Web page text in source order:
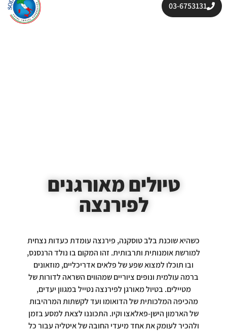
03-6753131
טיולים מאורגנים
לפירנצה
כשהיא שוכנת בלב טוסקנה, פירנצה עומדת כעדות נצחית
למורשת אומנותית ותרבותית. זהו המקום בו נולד הרנסנס,
ובו תוכלו למצוא שפע של פלאים אדריכליים, מוזאונים
ברמה עולמית ונופים ציוריים שמהווים השראה לדורות של
מטיילים. בטיול מאורגן לפירנצה נטייל במגוון יעדים,
מהכיפה המלכותית של הדואומו ועד לקשתות המרהיבות
של הארמון הישן-פאלאצו וקיו. התכוננו לצאת למסע בזמן
ולהכיר לעומק את אחד מיעדי החובה של איטליה עבור כל